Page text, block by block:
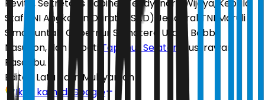
Revita, Sekretaris Kabinet Teddy Indra Wijaya, Kepala
Staf TNI Angkatan Darat (KSAD) Jenderal TNI Maruli
Simanjuntak, Gubernur Sumatera Utara Bobby
Nasution, dan Bupati Tapanuli Selatan
Gus Irawan
Pasaribu.
Editor: Latu Ratri Mubyarsah
Ikuti kami di Google